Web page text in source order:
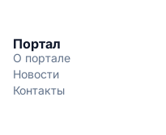
Портал
О портале
Новости
Контакты